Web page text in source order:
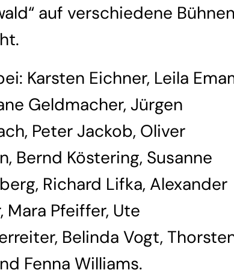
auf verschiedene
Karsten Eichner, Leila
Geldmacher, Jürgen
, Peter Jackob, Oliver
Bernd Köstering, Susanne
, Richard Lifka, Alexander
, Mara Pfeiffer, Ute
Belinda Vogt,
Fenna Williams.